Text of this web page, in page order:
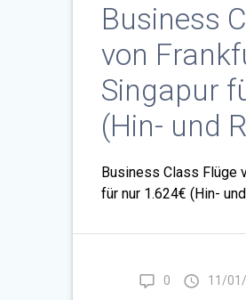
Business
von
Singapur
(Hin- und
Business Class Flüge
für nur 1.624€ (Hin-
0 11/